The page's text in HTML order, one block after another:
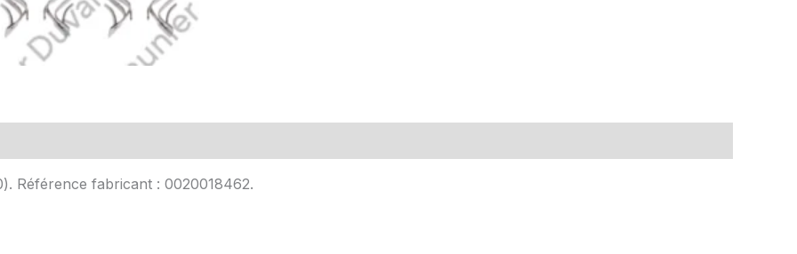
Référence fabricant : 0020018462.